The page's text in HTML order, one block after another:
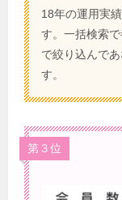
18年の運用実
す。一括検索
で絞り込んで
す。
第３位